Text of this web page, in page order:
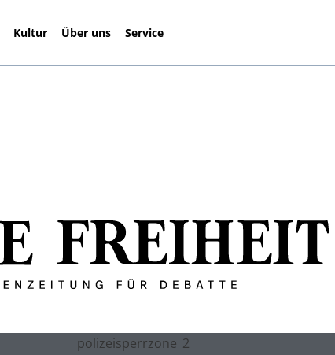
Kultur Über uns Service